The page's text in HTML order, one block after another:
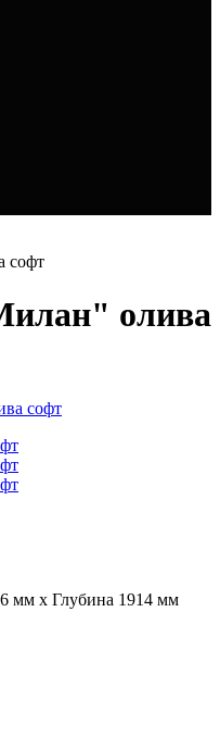
софт
олива
мм x Глубина 1914 мм